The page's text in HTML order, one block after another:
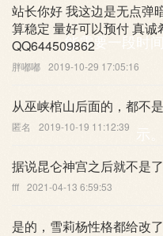
能需要一段时
示。
站长你好 我这边是无点弹
算稳定 量好可以预付 真诚
QQ644509862
胖嘟嘟 2019-10-29 17:05:16
从巫峡棺山后面的，都不
匿名 2019-10-19 11:12:39
据说昆仑神宫之后就不是了
fff 2021-04-13 6:59:53
是的，雪莉杨性格都给改了